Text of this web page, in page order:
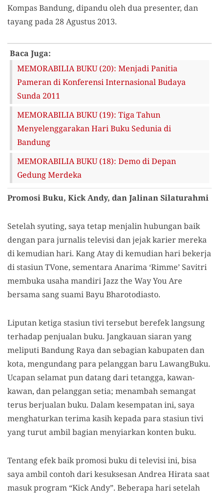
Kompas Bandung, dipandu oleh dua presenter, dan
tayang pada 28 Agustus 2013.
Baca Juga:
MEMORABILIA BUKU (20): Menjadi Panitia
Pameran di Konferensi Internasional Budaya
Sunda 2011
MEMORABILIA BUKU (19): Tiga Tahun
Menyelenggarakan Hari Buku Sedunia di
Bandung
MEMORABILIA BUKU (18): Demo di Depan
Gedung Merdeka
Promosi Buku, Kick Andy, dan Jalinan Silaturahmi
Setelah syuting, saya tetap menjalin hubungan baik
dengan para jurnalis televisi dan jejak karier mereka
di kemudian hari. Kang Atay di kemudian hari bekerja
di stasiun TVone, sementara Anarima ‘Rimme’ Savitri
membuka usaha mandiri Jazz the Way You Are
bersama sang suami Bayu Bharotodiasto.
Liputan ketiga stasiun tivi tersebut berefek langsung
terhadap penjualan buku. Jangkauan siaran yang
meliputi Bandung Raya dan sebagian kabupaten dan
kota, mengundang para pelanggan baru LawangBuku.
Ucapan selamat pun datang dari tetangga, kawan-
kawan, dan pelanggan setia; menambah semangat
terus berjualan buku. Dalam kesempatan ini, saya
menghaturkan terima kasih kepada para stasiun tivi
yang turut ambil bagian menyiarkan konten buku.
Tentang efek baik promosi buku di televisi ini, bisa
saya ambil contoh dari kesuksesan Andrea Hirata saat
masuk program “Kick Andy”. Beberapa hari setelah